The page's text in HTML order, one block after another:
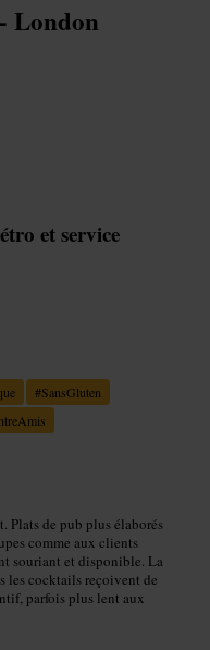
London
et service
#SansGluten
Plats de pub plus élaborés
comme aux clients
souriant et disponible. La
les cocktails reçoivent de
parfois plus lent aux